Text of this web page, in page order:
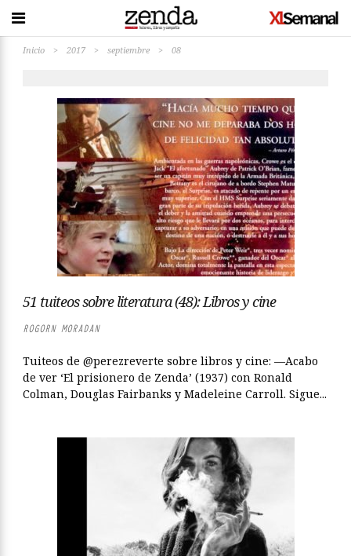
Inicio > 2017 > septiembre > 08
51 tuiteos sobre literatura (48): Libros y cine
ROGORN MORADAN
Tuiteos de @perezreverte sobre libros y cine: —Acabo
de ver ‘El prisionero de Zenda’ (1937) con Ronald
Colman, Douglas Fairbanks y Madeleine Carroll. Sigue...